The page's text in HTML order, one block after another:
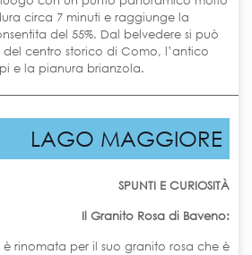
circa 7 minuti e raggiunge la
del 55%. Dal belvedere si può
centro storico di Como, l’antico
e la pianura brianzola.
LAGO MAGGIORE
SPUNTI E CURIOSITÀ
Il Granito Rosa di Baveno:
rinomata per il suo granito rosa che è